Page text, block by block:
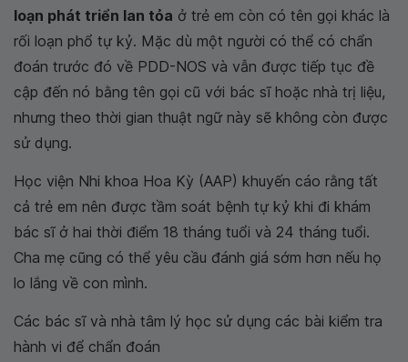
loạn phát triển lan tỏa ở trẻ em còn có tên gọi khác là
rối loạn phổ tự kỷ. Mặc dù một người có thể có chẩn
đoán trước đó về PDD-NOS và vẫn được tiếp tục đề
cập đến nó bằng tên gọi cũ với bác sĩ hoặc nhà trị liệu,
nhưng theo thời gian thuật ngữ này sẽ không còn được
sử dụng.
Học viện Nhi khoa Hoa Kỳ (AAP) khuyến cáo rằng tất
cả trẻ em nên được tầm soát bệnh tự kỷ khi đi khám
bác sĩ ở hai thời điểm 18 tháng tuổi và 24 tháng tuổi.
Cha mẹ cũng có thể yêu cầu đánh giá sớm hơn nếu họ
lo lắng về con mình.
Các bác sĩ và nhà tâm lý học sử dụng các bài kiểm tra
hành vi để chẩn đoán